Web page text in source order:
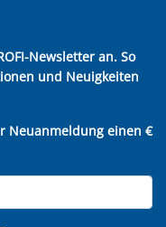
Newsletter an. So
und Neuigkeiten
Neuanmeldung einen €